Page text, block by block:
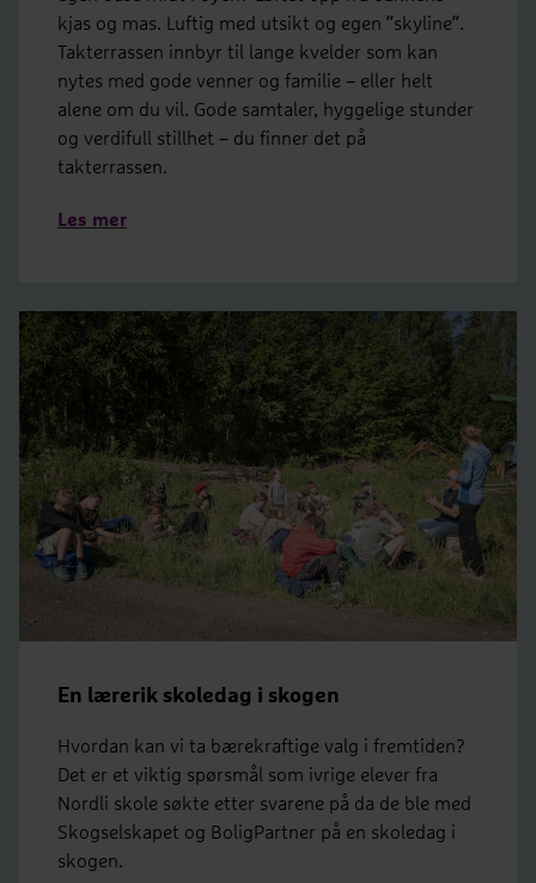
kjas og mas. Luftig med utsikt og egen ”skyline”.
Takterrassen innbyr til lange kvelder som kan
nytes med gode venner og familie – eller helt
alene om du vil. Gode samtaler, hyggelige stunder
og verdifull stillhet – du finner det på
takterrassen.
Les mer
En lærerik skoledag i skogen
Hvordan kan vi ta bærekraftige valg i fremtiden?
Det er et viktig spørsmål som ivrige elever fra
Nordli skole søkte etter svarene på da de ble med
Skogselskapet og BoligPartner på en skoledag i
skogen.